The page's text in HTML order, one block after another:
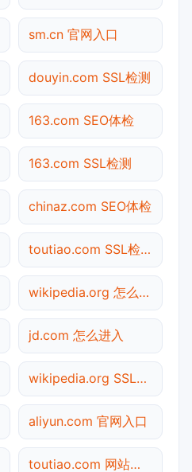
sm.cn 官网入口
douyin.com SSL检测
163.com SEO体检
163.com SSL检测
chinaz.com SEO体检
toutiao.com SSL检测
wikipedia.org 怎么进入
jd.com 怎么进入
wikipedia.org SSL检测
aliyun.com 官网入口
toutiao.com 网站状态